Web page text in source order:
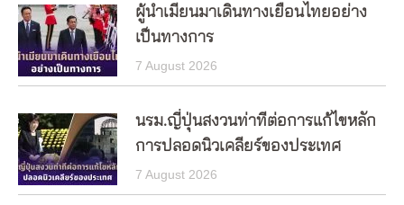
ผู้นำเมียนมาเดินทางเยือนไทยอย่าง
เป็นทางการ
7 August 2026
นรม.ญี่ปุ่นสงวนท่าทีต่อการแก้ไขหลัก
การปลอดนิวเคลียร์ของประเทศ
7 August 2026